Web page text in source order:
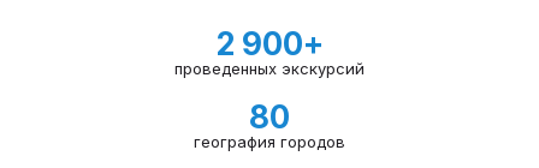
2 900+
проведенных экскурсий
80
география городов